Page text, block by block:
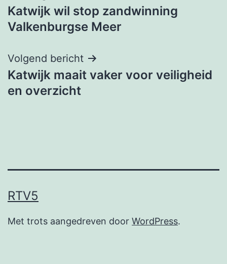
navigatie
Katwijk wil stop zandwinning
Valkenburgse Meer
Volgend bericht
Katwijk maait vaker voor veiligheid
en overzicht
RTV5
Met trots aangedreven door WordPress.